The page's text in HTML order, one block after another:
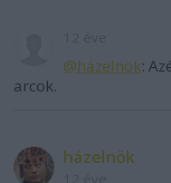
@házelnök:
arcok.
házelnök